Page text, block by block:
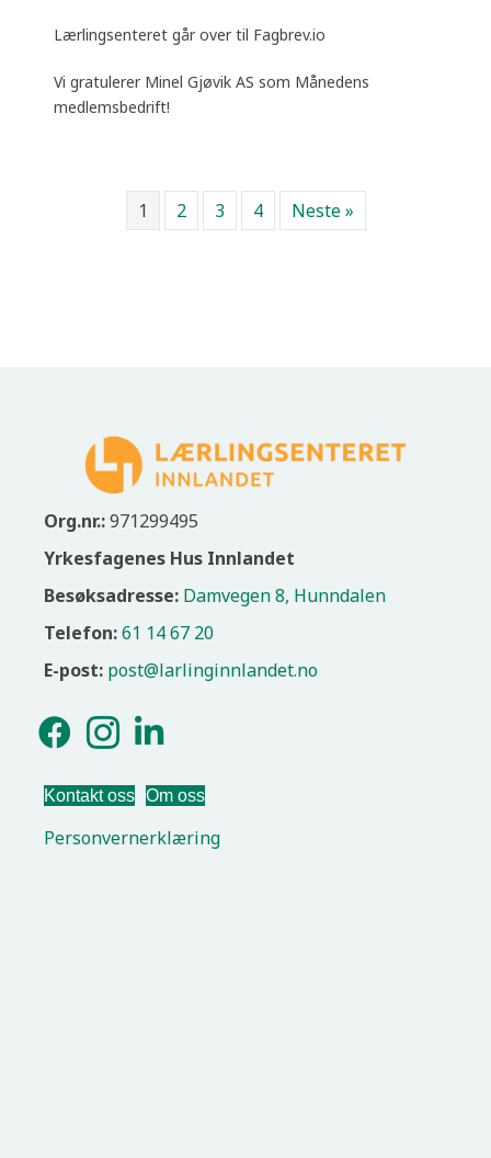
Lærlingsenteret går over til Fagbrev.io
Vi gratulerer Minel Gjøvik AS som Månedens
medlemsbedrift!
1 2 3 4 Neste »
Org.nr.:971299495
Yrkesfagenes Hus Innlandet
Besøksadresse: Damvegen 8, Hunndalen
Telefon:61 14 67 20
E-post: post@larlinginnlandet.no
Kontakt oss Om oss
Personvernerklæring